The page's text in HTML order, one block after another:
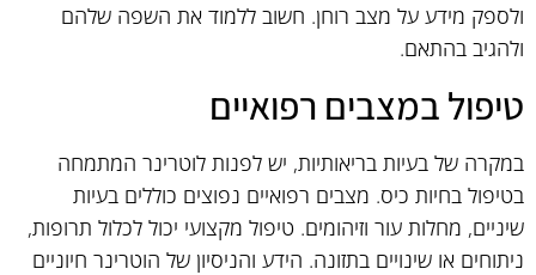
ולספק מידע על מצב רוחן. חשוב ללמוד את השפה שלהם
ולהגיב בהתאם.
טיפול במצבים רפואיים
במקרה של בעיות בריאותיות, יש לפנות לוטרינר המתמחה
בטיפול בחיות כיס. מצבים רפואיים נפוצים כוללים בעיות
שיניים, מחלות עור וזיהומים. טיפול מקצועי יכול לכלול תרופות,
ניתוחים או שינויים בתזונה. הידע והניסיון של הוטרינר חיוניים